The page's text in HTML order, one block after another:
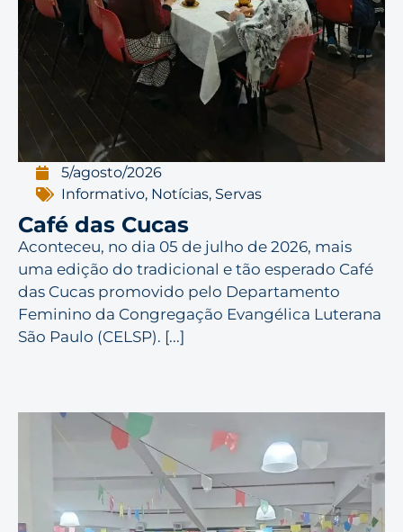
5/agosto/2026
Informativo, Notícias, Servas
Café das Cucas
Aconteceu, no dia 05 de julho de 2026, mais
uma edição do tradicional e tão esperado Café
das Cucas promovido pelo Departamento
Feminino da Congregação Evangélica Luterana
São Paulo (CELSP). [...]